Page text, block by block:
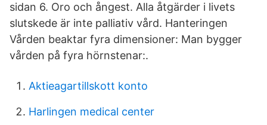
sidan 6. Oro och ångest. Alla åtgärder i livets
slutskede är inte palliativ vård. Hanteringen
Vården beaktar fyra dimensioner: Man bygger
vården på fyra hörnstenar:.
Aktieagartillskott konto
Harlingen medical center